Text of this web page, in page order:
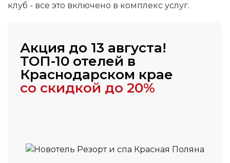
клуб - все это включено в комплекс услуг.
Акция до 13 августа!
ТОП-10 отелей в
Краснодарском крае
со скидкой до 20%